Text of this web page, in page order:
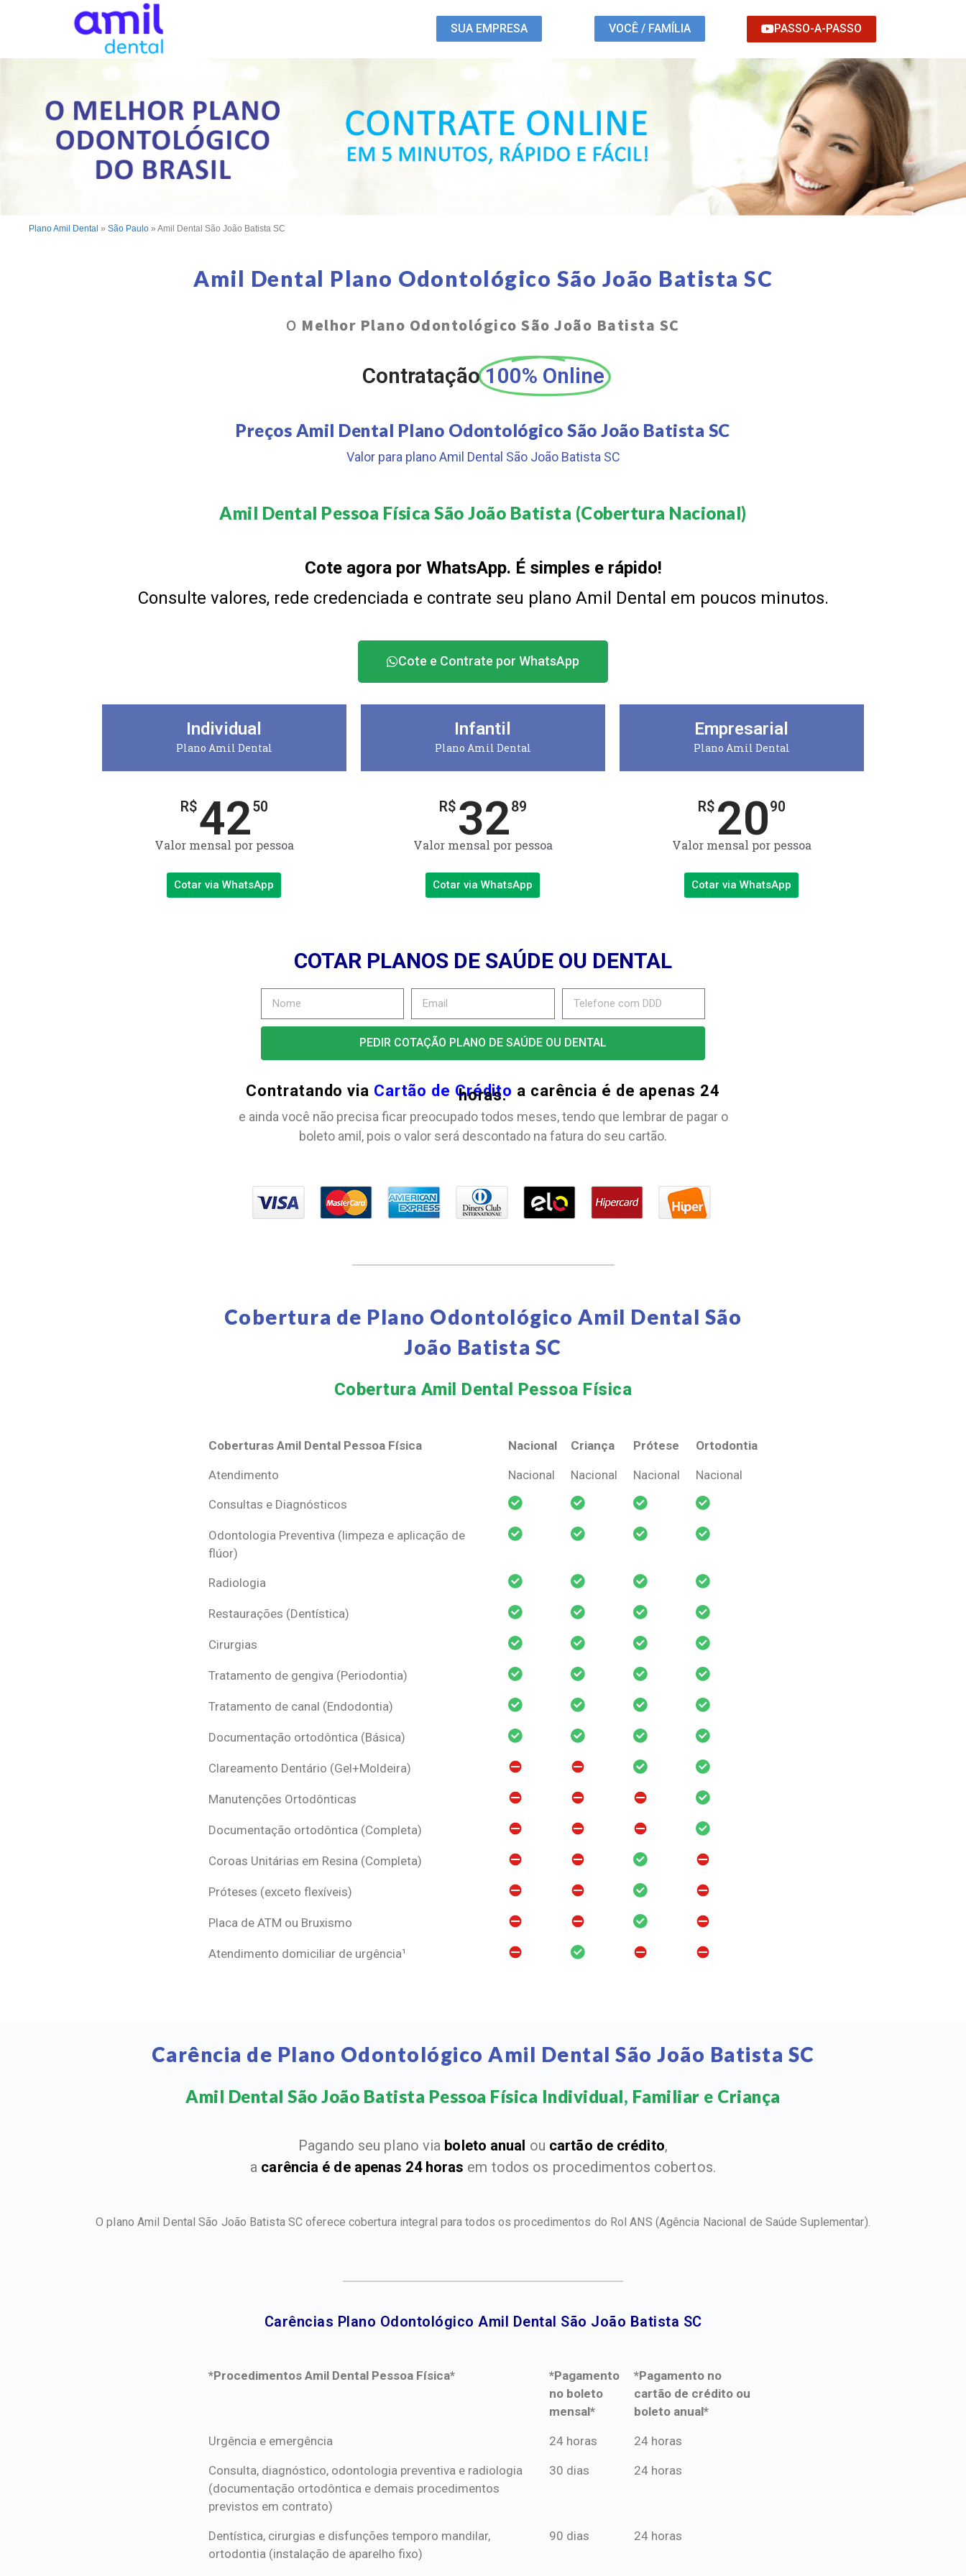
SUA EMPRESA VOCÊ / FAMÍLIA PASSO-A-PASSO
Plano Amil Dental » São Paulo » Amil Dental São João Batista SC
Amil Dental Plano Odontológico São João Batista SC
O Melhor Plano Odontológico São João Batista SC
Contratação 100% Online
Preços Amil Dental Plano Odontológico São João Batista SC
Valor para plano Amil Dental São João Batista SC
Amil Dental Pessoa Física São João Batista (Cobertura Nacional)​
Cote agora por WhatsApp. É simples e rápido!
Consulte valores, rede credenciada e contrate seu plano Amil Dental em poucos minutos.
Cote e Contrate por WhatsApp
Individual
Plano Amil Dental
R$4250
Valor mensal por pessoa
Cotar via WhatsApp
Infantil
Plano Amil Dental
R$ 3289
Valor mensal por pessoa
Cotar via WhatsApp
Empresarial
Plano Amil Dental
R$ 2090
Valor mensal por pessoa
Cotar via WhatsApp
COTAR PLANOS DE SAÚDE OU DENTAL
PEDIR COTAÇÃO PLANO DE SAÚDE OU DENTAL
Contratando via Cartão de Crédito a carência é de apenas 24
horas.
e ainda você não precisa ficar preocupado todos meses, tendo que lembrar de pagar o
boleto amil, pois o valor será descontado na fatura do seu cartão.
Cobertura de Plano Odontológico Amil Dental São
João Batista SC
Cobertura Amil Dental Pessoa Física​
Coberturas Amil Dental Pessoa Física Nacional Criança Prótese
Ortodontia
Coberturas Amil Dental Pessoa Física
Nacional Criança Prótese Ortodontia
Atendimento Nacional Nacional Nacional Nacional
Consultas e Diagnósticos
Odontologia Preventiva (limpeza e aplicação de
flúor)
Radiologia
Restaurações (Dentística)
Cirurgias
Tratamento de gengiva (Periodontia)
Tratamento de canal (Endodontia)
Documentação ortodôntica (Básica)
Clareamento Dentário (Gel+Moldeira)
Manutenções Ortodônticas
Documentação ortodôntica (Completa)
Coroas Unitárias em Resina (Completa)
Próteses (exceto flexíveis)
Placa de ATM ou Bruxismo
Atendimento domiciliar de urgência¹
Carência de Plano Odontológico Amil Dental São João Batista SC
Amil Dental São João Batista Pessoa Física Individual, Familiar e Criança​
Pagando seu plano via boleto anual ou cartão de crédito,
a carência é de apenas 24 horas em todos os procedimentos cobertos.
O plano Amil Dental São João Batista SC oferece cobertura integral para todos os procedimentos do Rol ANS (Agência Nacional de Saúde Suplementar).
Carências Plano Odontológico Amil Dental São João Batista SC​
*Procedimentos Amil Dental Pessoa Física*
*Pagamento
no boleto
mensal*
*Pagamento no
cartão de crédito ou
boleto anual*
*Procedimentos Amil Dental Pessoa Física*
*Pagamento
mensal*
*Pagamento no
boleto anual*
Urgência e emergência 24 horas 24 horas
Consulta, diagnóstico, odontologia preventiva e radiologia
(documentação ortodôntica e demais procedimentos
previstos em contrato)
30 dias 24 horas
Dentística, cirurgias e disfunções temporo mandilar,
ortodontia (instalação de aparelho fixo)
90 dias 24 horas